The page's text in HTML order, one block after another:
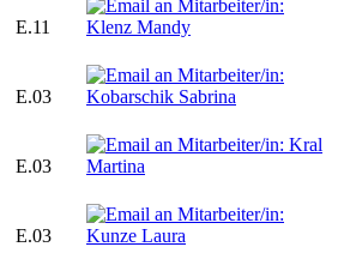
E.11
E.03
E.03
E.03